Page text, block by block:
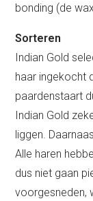
bonding (de
Sorteren
Indian Gold
haar ingekocht
paardenstaart
Indian Gold
liggen.
Alle haren
dus niet gaan
voorgesneden,